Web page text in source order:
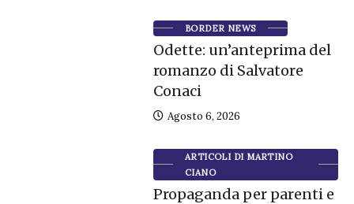
BORDER NEWS
Odette: un’anteprima del
romanzo di Salvatore
Conaci
Agosto 6, 2026
ARTICOLI DI MARTINO
CIANO
Propaganda per parenti e